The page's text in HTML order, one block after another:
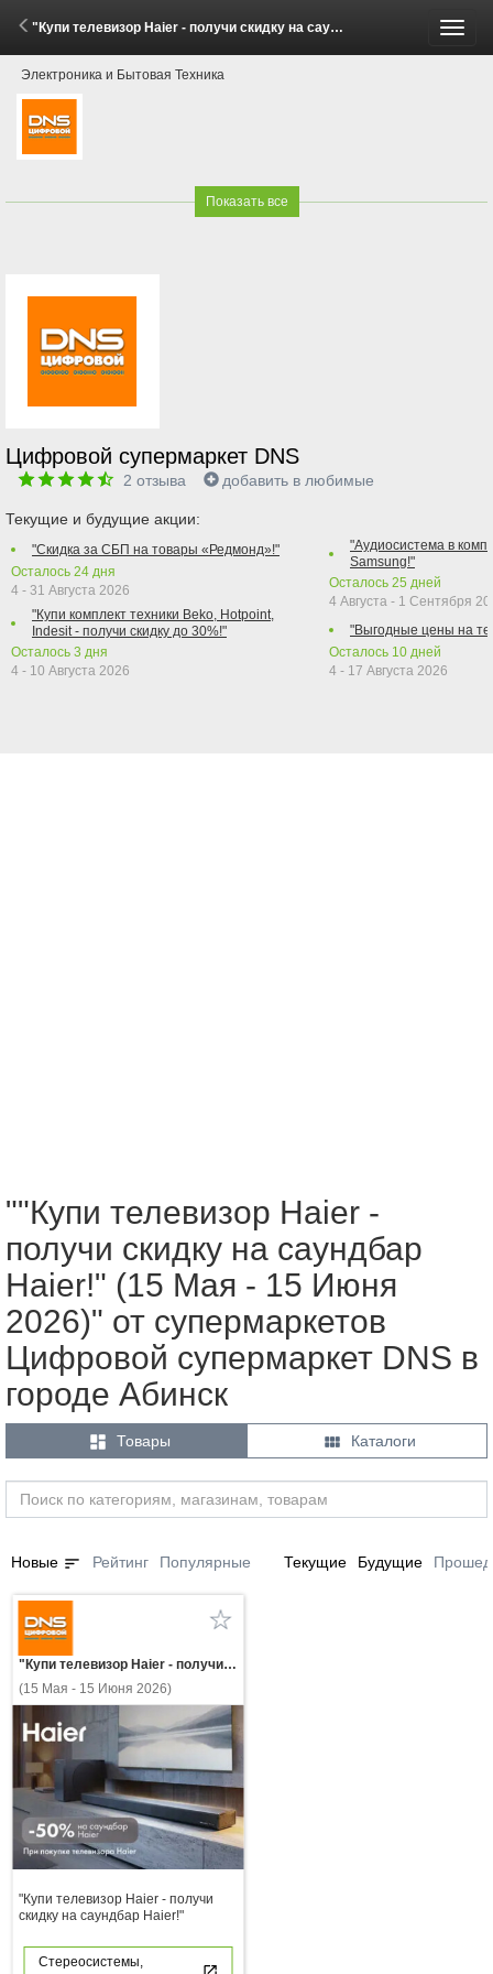
"Купи телевизор Haier - получи скидку на саундбар Haier!" (15 Мая - 15 Июня 2026)
Электроника и Бытовая Техника
Показать все
Цифровой супермаркет DNS
2 отзыва добавить в любимые
Текущие и будущие акции:
"Скидка за СБП на товары «Редмонд»!"
Осталось 24 дня
4 - 31 Августа 2026
"Купи комплект техники Beko, Hotpoint,
Indesit - получи скидку до 30%!"
Осталось 3 дня
4 - 10 Августа 2026
"Аудиосистема в
Samsung!"
Осталось 25 дней
4 Августа - 1 Сентября
"Выгодные цены на
Осталось 10 дней
4 - 17 Августа 2026
""Купи телевизор Haier -
получи скидку на саундбар
Haier!" (15 Мая - 15 Июня
2026)" от супермаркетов
Цифровой супермаркет DNS в
городе Абинск
 Товары  Каталоги
Новые sort Рейтинг Популярные Текущие Будущие
"Купи телевизор Haier - получи скидку на саундбар Haier!"
(15 Мая - 15 Июня 2026)
"Купи телевизор Haier - получи
скидку на саундбар Haier!"
Стереосистемы,